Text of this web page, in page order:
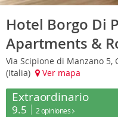
Hotel Borgo Di
Apartments &
Via Scipione di Manzano 5,
(Italia)
Ver mapa
Extraordinario
9.5 2 opiniones